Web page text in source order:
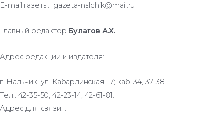
E-mail газеты: gazeta-nalchik@mail.ru
Главный редактор Булатов А.Х.
Адрес редакции и издателя:
г. Нальчик, ул. Кабардинская, 17; каб. 34, 37, 38.
Тел.: 42-35-50, 42-23-14, 42-61-81.
Адрес для связи: .